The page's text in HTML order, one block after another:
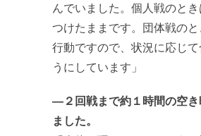
んでいました。個人戦のと
つけたままです。団体戦の
行動ですので、状況に応じて
うにしています」
―２回戦まで約１時間の空き
ました。